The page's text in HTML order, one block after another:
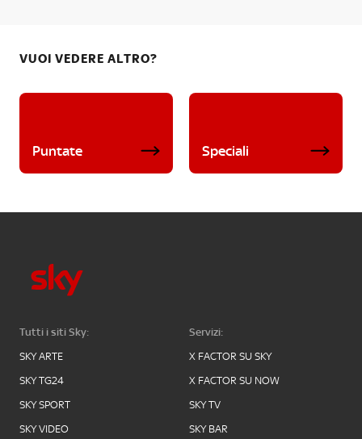
VUOI VEDERE ALTRO?
Puntate Speciali
Tutti i siti Sky:
SKY ARTE
SKY TG24
SKY SPORT
SKY VIDEO
Servizi:
X FACTOR SU SKY
X FACTOR SU NOW
SKY TV
SKY BAR